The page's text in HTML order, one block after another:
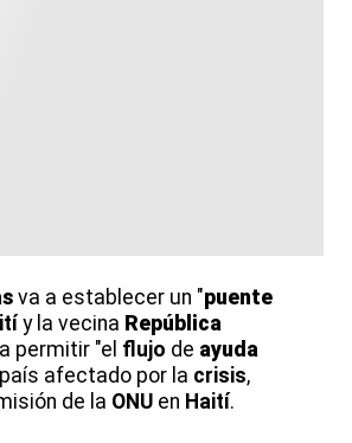
va a establecer un "puente
y la vecina República
permitir "el flujo de ayuda
afectado por la crisis,
de la ONU en Haití.